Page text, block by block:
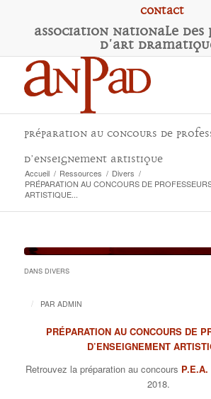
Contact
Association Nationale des
d'Art D
PRÉPARATION AU CONCOURS DE
D’ENSEIGNEMENT ARTISTIQUE
Accueil / Ressources / Divers /
PRÉPARATION AU CONCOURS DE
ARTISTIQUE...
DANS DIVERS
/ PAR ADMIN
PRÉPARATION AU CONCOURS DE
D’ENSEIGNEMENT
Retrouvez la préparation au concours P.E.A.
2018.